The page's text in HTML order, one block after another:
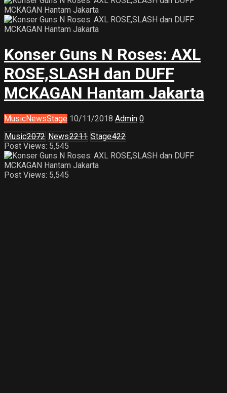
Konser Guns N Roses: AXL
ROSE,SLASH dan DUFF
MCKAGAN Hantam Jakarta
MusicNewsStage 10/11/2018 Admin 0
Music2072 News2211 Stage422
Post Views: 5,545
Post Views: 5,545